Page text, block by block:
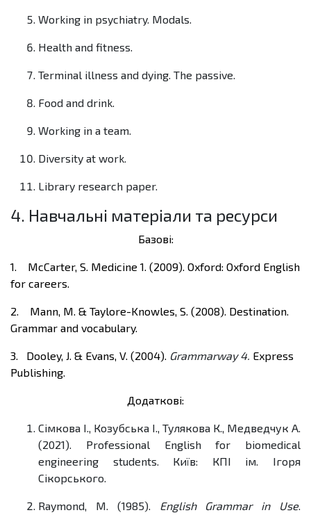
Working in psychiatry. Modals.
Health and fitness.
Terminal illness and dying. The passive.
Food and drink.
Working in a team.
Diversity at work.
Library research paper.
4. Навчальні матеріали та ресурси
Базові:
1.
McCarter, S. Medicine 1. (2009). Oxford: Oxford English
for careers.
2.
Mann, M. & Taylore-Knowles, S. (2008). Destination.
Grammar and vocabulary.
3. Dooley, J. & Evans, V. (2004). Grammarway 4. Express
Publishing.
Додаткові:
Сімкова І., Козубська І., Тулякова К., Медведчук А.
(2021). Professional English for biomedical
engineering students. Київ: КПІ ім. Ігоря
Сікорського.
Raymond, M. (1985). English Grammar in Use.